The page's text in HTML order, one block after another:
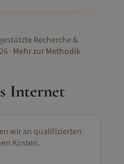
Recherche &
· Mehr zur Methodik
Internet
wir an qualifizierten
Kosten.